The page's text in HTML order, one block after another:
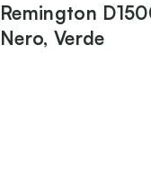
Remington
Nero, Verde